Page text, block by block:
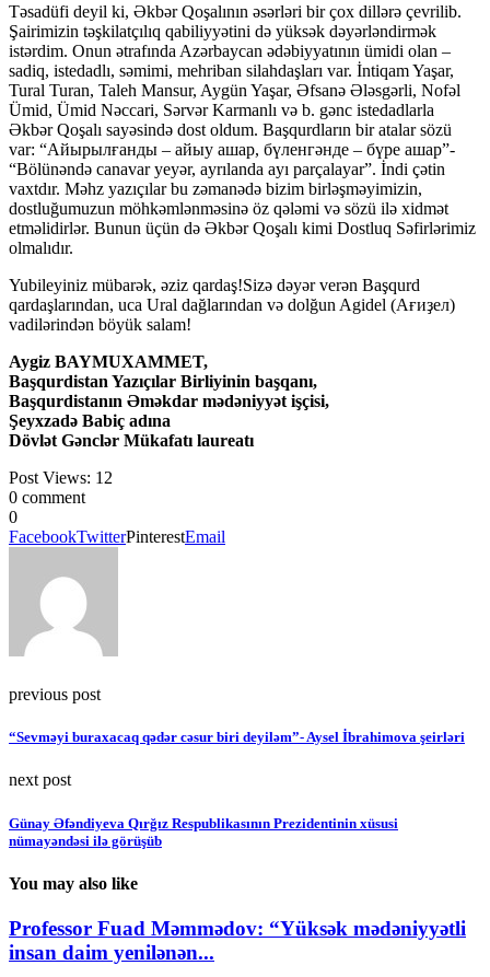
Təsadüfi deyil ki, Əkbər Qoşalının əsərləri bir çox dillərə çevrilib.
Şairimizin təşkilatçılıq qabiliyyətini də yüksək dəyərləndirmək
istərdim. Onun ətrafında Azərbaycan ədəbiyyatının ümidi olan –
sadiq, istedadlı, səmimi, mehriban silahdaşları var. İntiqam Yaşar,
Tural Turan, Taleh Mansur, Aygün Yaşar, Əfsanə Ələsgərli, Nofəl
Ümid, Ümid Nəccari, Sərvər Karmanlı və b. gənc istedadlarla
Əkbər Qoşalı sayəsində dost oldum. Başqurdların bir atalar sözü
var: “Айырылғанды – айыу ашар, бүленгәнде – бүре ашар”-
“Bölünəndə canavar yeyər, ayrılanda ayı parçalayar”. İndi çətin
vaxtdır. Məhz yazıçılar bu zəmanədə bizim birləşməyimizin,
dostluğumuzun möhkəmlənməsinə öz qələmi və sözü ilə xidmət
etməlidirlər. Bunun üçün də Əkbər Qoşalı kimi Dostluq Səfirlərimiz
olmalıdır.
Yubileyiniz mübarək, əziz qardaş!Sizə dəyər verən Başqurd
qardaşlarından, uca Ural dağlarından və dolğun Agidel (Ағиҙел)
vadilərindən böyük salam!
Aygiz BAYMUXAMMET,
Başqurdistan Yazıçılar Birliyinin başqanı,
Başqurdistanın Əməkdar mədəniyyət işçisi,
Şeyxzadə Babiç adına
Dövlət Gənclər Mükafatı laureatı
Post Views: 12
0 comment
0
FacebookTwitterPinterestEmail
previous post
“Sevməyi buraxacaq qədər cəsur biri deyiləm”- Aysel İbrahimova şeirləri
next post
Günay Əfəndiyeva Qırğız Respublikasının Prezidentinin xüsusi
nümayəndəsi ilə görüşüb
You may also like
Professor Fuad Məmmədov: “Yüksək mədəniyyətli
insan daim yenilənən...